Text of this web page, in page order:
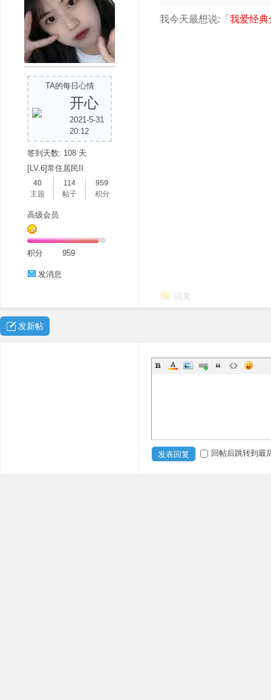
TA的每日心情
开心
2021-5-31
20:12
签到天数: 108 天
[LV.6]常住居民II
40
主题
114
帖子
959
积分
高级会员
积分 959
发消息
我今天最想说:「 我爱经典
回复
发新帖
发表回复 回帖后跳转到最